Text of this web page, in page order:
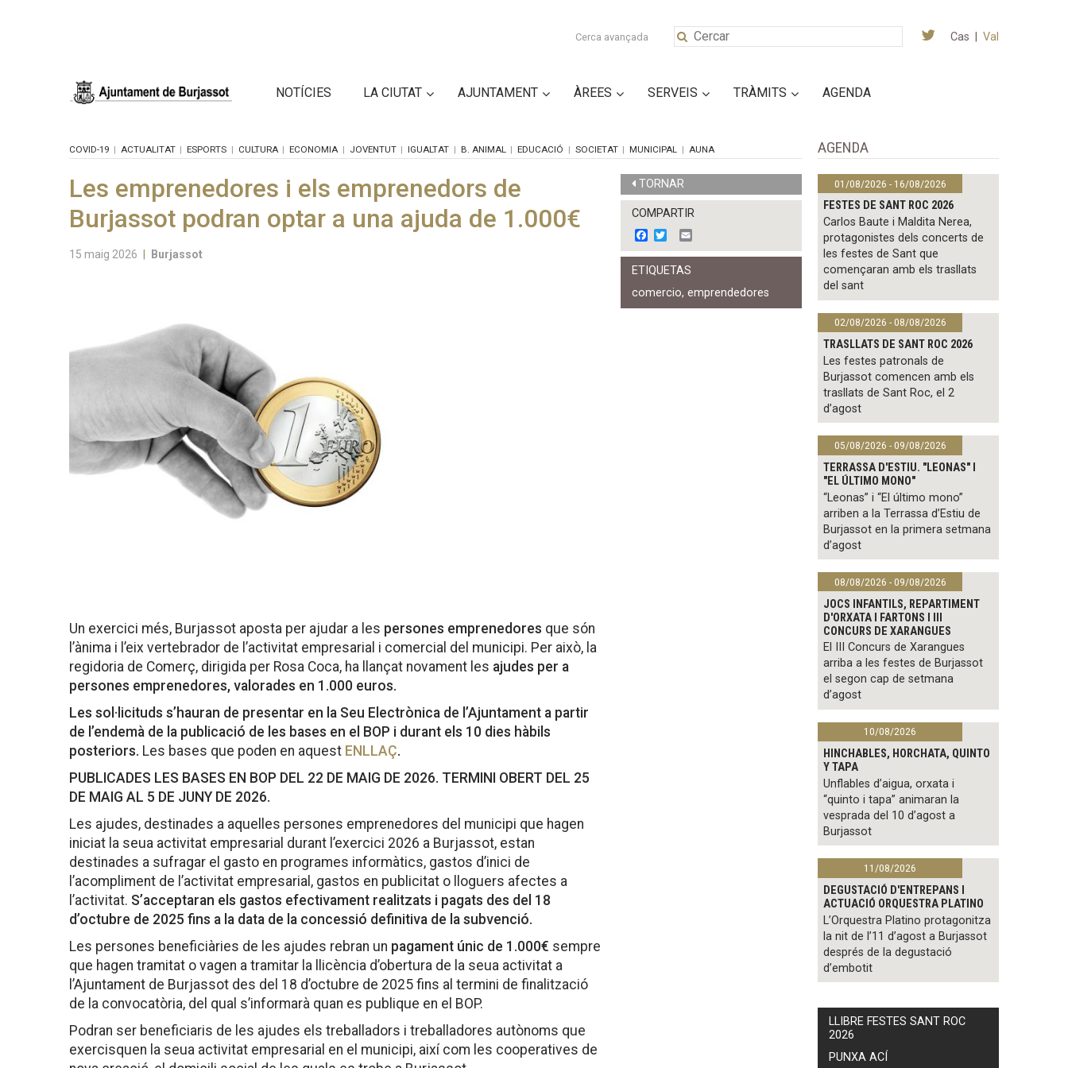
Cerca avançada Cas Val
NOTÍCIES LA CIUTAT AJUNTAMENT ÀREES SERVEIS TRÀMITS AGENDA
COVID-19 ACTUALITAT ESPORTS CULTURA ECONOMIA JOVENTUT IGUALTAT B. ANIMAL EDUCACIÓ SOCIETAT MUNICIPAL AUNA
Les emprenedores i els emprenedors de
Burjassot podran optar a una ajuda de 1.000€
15 maig 2026 Burjassot
Un exercici més, Burjassot aposta per ajudar a les persones emprenedores que són
l’ànima i l’eix vertebrador de l’activitat empresarial i comercial del municipi. Per això, la
regidoria de Comerç, dirigida per Rosa Coca, ha llançat novament les ajudes per a
persones emprenedores, valorades en 1.000 euros.
Les sol·licituds s’hauran de presentar en la Seu Electrònica de l’Ajuntament a partir
de l’endemà de la publicació de les bases en el BOP i durant els 10 dies hàbils
posteriors. Les bases que poden en aquest ENLLAÇ.
PUBLICADES LES BASES EN BOP DEL 22 DE MAIG DE 2026. TERMINI OBERT DEL 25
DE MAIG AL 5 DE JUNY DE 2026.
Les ajudes, destinades a aquelles persones emprenedores del municipi que hagen
iniciat la seua activitat empresarial durant l’exercici 2026 a Burjassot, estan
destinades a sufragar el gasto en programes informàtics, gastos d’inici de
l’acompliment de l’activitat empresarial, gastos en publicitat o lloguers afectes a
l’activitat. S’acceptaran els gastos efectivament realitzats i pagats des del 18
d’octubre de 2025 fins a la data de la concessió definitiva de la subvenció.
Les persones beneficiàries de les ajudes rebran un pagament únic de 1.000€ sempre
que hagen tramitat o vagen a tramitar la llicència d’obertura de la seua activitat a
l’Ajuntament de Burjassot des del 18 d’octubre de 2025 fins al termini de finalització
de la convocatòria, del qual s’informarà quan es publique en el BOP.
Podran ser beneficiaris de les ajudes els treballadors i treballadores autònoms que
exercisquen la seua activitat empresarial en el municipi, així com les cooperatives de
TORNAR
COMPARTIR
F
a
c
e
o
o
w
i
t
e
r
m
a
ETIQUETAS
comercio,emprendedores
AGENDA
01/08/2026 - 16/08/2026
FESTES DE SANT ROC 2026
Carlos Baute i Maldita Nerea,
protagonistes dels concerts de
les festes de Sant que
començaran amb els trasllats
del sant
02/08/2026 - 08/08/2026
TRASLLATS DE SANT ROC 2026
Les festes patronals de
Burjassot comencen amb els
trasllats de Sant Roc, el 2
d’agost
05/08/2026 - 09/08/2026
TERRASSA D'ESTIU. "LEONAS" I
"EL ÚLTIMO MONO"
“Leonas” i “El último mono”
arriben a la Terrassa d’Estiu de
Burjassot en la primera setmana
d’agost
08/08/2026 - 09/08/2026
JOCS INFANTILS, REPARTIMENT
D'ORXATA I FARTONS I III
CONCURS DE XARANGUES
El III Concurs de Xarangues
arriba a les festes de Burjassot
el segon cap de setmana
d’agost
10/08/2026
HINCHABLES, HORCHATA, QUINTO
Y TAPA
Unflables d’aigua, orxata i
“quinto i tapa” animaran la
vesprada del 10 d’agost a
Burjassot
11/08/2026
DEGUSTACIÓ D'ENTREPANS I
ACTUACIÓ ORQUESTRA PLATINO
L’Orquestra Platino protagonitza
la nit de l’11 d’agost a Burjassot
després de la degustació
d’embotit
LLIBRE FESTES SANT ROC
2026
PUNXA ACÍ